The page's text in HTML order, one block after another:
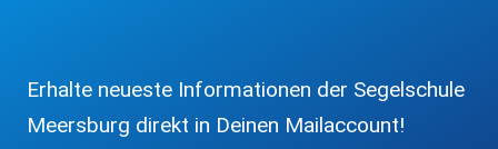
Erhalte neueste Informationen der Segelschule
Meersburg direkt in Deinen Mailaccount!